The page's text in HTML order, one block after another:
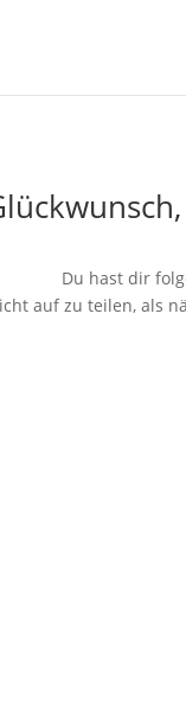
Du hast dir
auf zu teilen, als